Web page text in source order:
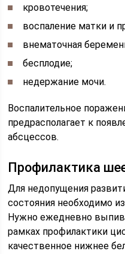
кровотечения;
воспаление матки и
внематочная
бесплодие;
недержание мочи.
Воспалительное
предрасполагает к
абсцессов.
Профилактика
Для недопущения
состояния необходимо
Нужно ежедневно
рамках профилактики
качественное нижнее